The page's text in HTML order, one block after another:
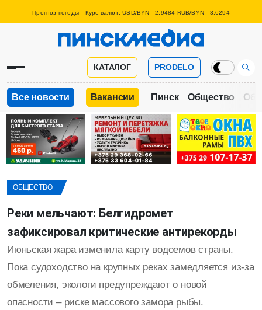
Прогноз погоды Курс валют: USD/BYN - 2.9484 RUB/BYN - 3.6294
КАТАЛОГ PRODELO
Все новости Вакансии Пинск Общество
ОБЩЕСТВО
Реки мельчают: Белгидромет
зафиксировал критические антирекорды
Июньская жара изменила карту водоемов страны.
Пока судоходство на крупных реках замедляется из-за
обмеления, экологи предупреждают о новой
опасности – риске массового замора рыбы.